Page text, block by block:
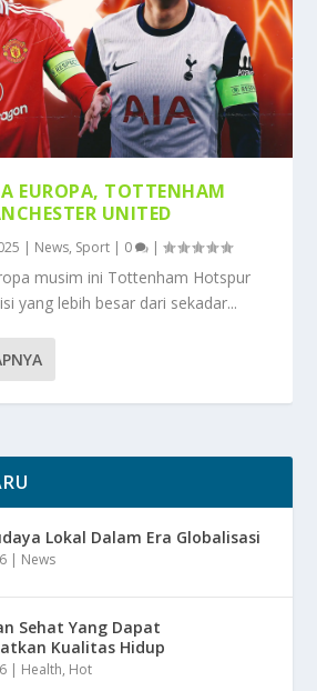
EUROPA, TOTTENHAM
UNITED
| News, Sport | 0 |
musim ini Tottenham Hotspur
yang lebih besar dari sekadar...
Lokal Dalam Era Globalisasi
| News
Sehat Yang Dapat
Kualitas Hidup
| Health, Hot